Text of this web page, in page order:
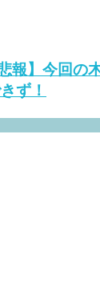
報】今回の
ず！